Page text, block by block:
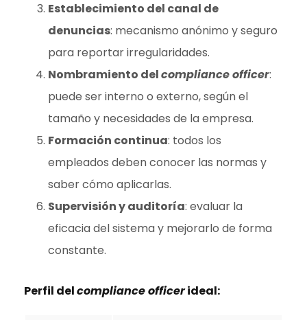
Establecimiento del canal de
denuncias: mecanismo anónimo y seguro
para reportar irregularidades.
Nombramiento delcompliance officer:
puede ser interno o externo, según el
tamaño y necesidades de la empresa.
Formación continua: todos los
empleados deben conocer las normas y
saber cómo aplicarlas.
Supervisión y auditoría: evaluar la
eficacia del sistema y mejorarlo de forma
constante.
Perfil delcompliance officerideal: